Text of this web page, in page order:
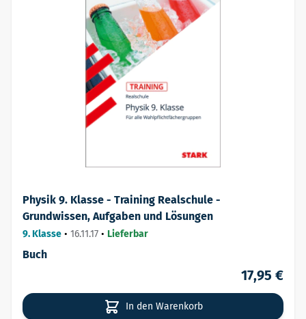
Physik 9. Klasse - Training Realschule -
Grundwissen, Aufgaben und Lösungen
9. Klasse • 16.11.17 • Lieferbar
Buch
17,95 €
In den Warenkorb